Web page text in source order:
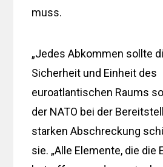
muss.
„Jedes Abkommen sollte
Sicherheit und Einheit des
euroatlantischen Raums
der NATO bei der
starken Abschreckung
sie. „Alle Elemente, die die